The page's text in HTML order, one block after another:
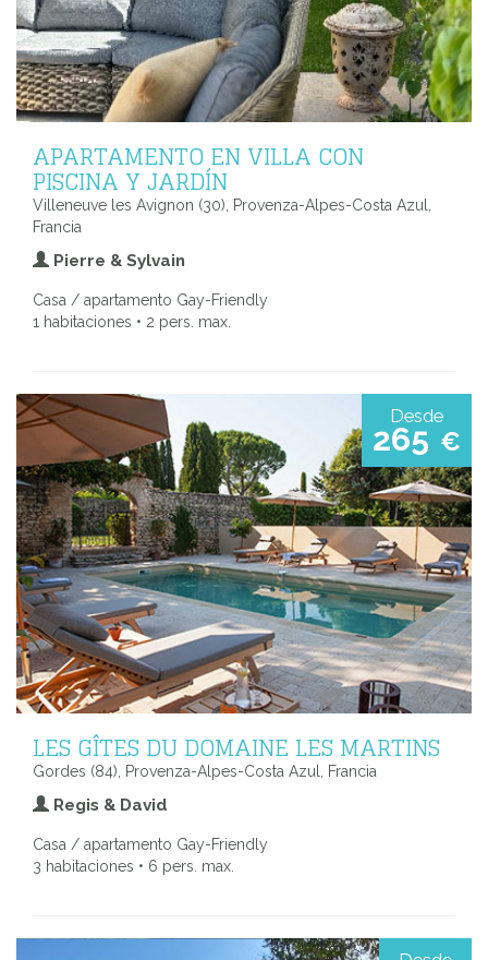
APARTAMENTO EN VILLA CON
PISCINA Y JARDÍN
Villeneuve les Avignon (30), Provenza-Alpes-Costa Azul,
Francia
Pierre & Sylvain
Casa / apartamento Gay-Friendly
1 habitaciones • 2 pers. max.
Desde
265 €
LES GÎTES DU DOMAINE LES MARTINS
Gordes (84), Provenza-Alpes-Costa Azul, Francia
Regis & David
Casa / apartamento Gay-Friendly
3 habitaciones • 6 pers. max.